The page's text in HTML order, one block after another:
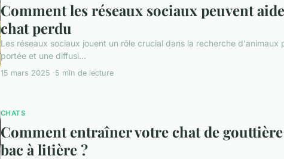
Comment les réseaux sociaux peuvent
chat perdu
Les réseaux sociaux jouent un rôle crucial dans la recherche d'animaux
portée et une diffusi...
15 mars 2025 5 min de lecture
CHATS
Comment entraîner votre chat de
bac à litière ?